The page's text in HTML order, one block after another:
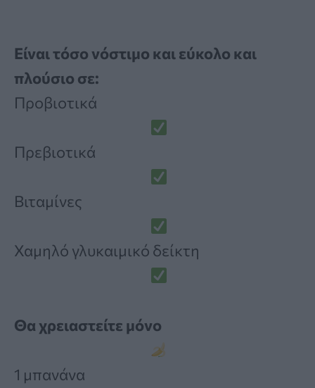
Είναι τόσο νόστιμο και εύκολο και
πλούσιο σε:
Προβιοτικά
Πρεβιοτικά
Βιταμίνες
Χαμηλό γλυκαιμικό δείκτη
Θα χρειαστείτε μόνο
1 μπανάνα